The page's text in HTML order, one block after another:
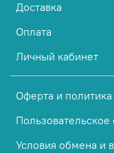
Доставка
Оплата
Личный кабинет
Оферта и
Условия обмена и